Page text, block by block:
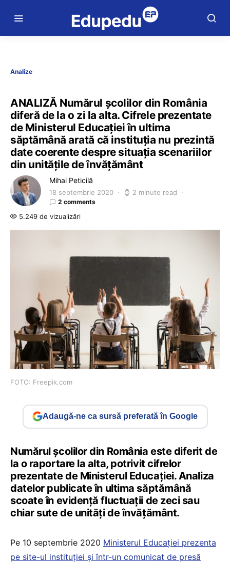
Analize
ANALIZĂ Numărul școlilor din România
diferă de la o zi la alta. Cifrele prezentate
de Ministerul Educației în ultima
săptămână arată că instituția nu prezintă
date coerente despre situația scenariilor
din unitățile de învățământ
Mihai Peticilă
18 septembrie 2020 2 minute read
2 comments
5.249 de vizualizări
FOTO: Freepik.com
Adaugă-ne ca sursă preferată în Google
Numărul școlilor din România este diferit de
la o raportare la alta, potrivit cifrelor
prezentate de Ministerul Educației. Analiza
datelor publicate în ultima săptămână
scoate în evidență fluctuații de zeci sau
chiar sute de unități de învățământ.
Pe 10 septembrie 2020 Ministerul Educației prezenta
pe site-ul instituției și într-un comunicat de presă